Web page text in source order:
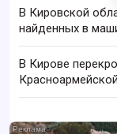
В Кировской
найденных в
В Кирове
Красноармейской